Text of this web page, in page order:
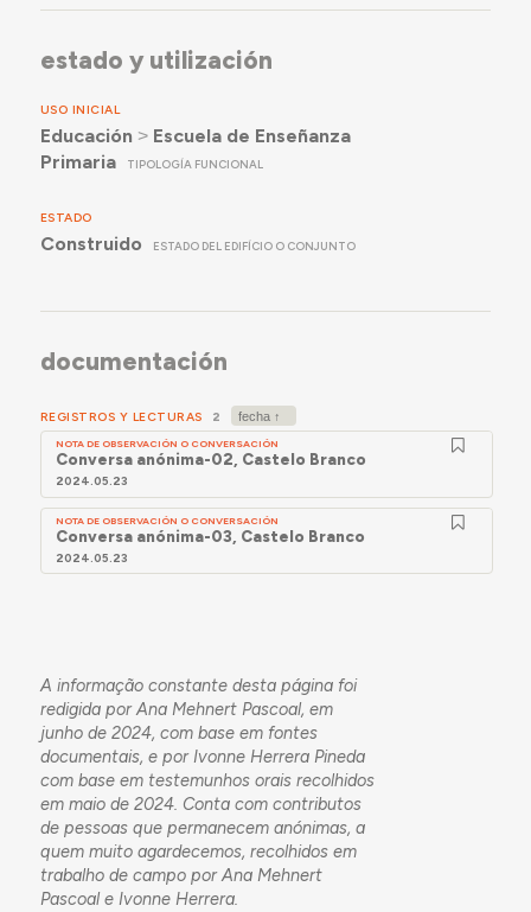
estado y utilización
USO INICIAL
Educación ˃ Escuela de Enseñanza
Primaria
TIPOLOGÍA FUNCIONAL
ESTADO
Construido ESTADO DEL EDIFÍCIO O CONJUNTO
documentación
REGISTROS Y LECTURAS 2
NOTA DE OBSERVACIÓN O CONVERSACIÓN
Conversa anónima-02, Castelo Branco
2024.05.23
NOTA DE OBSERVACIÓN O CONVERSACIÓN
Conversa anónima-03, Castelo Branco
2024.05.23
A informação constante desta página foi
redigida por Ana Mehnert Pascoal, em
junho de 2024, com base em fontes
documentais, e por Ivonne Herrera Pineda
com base em testemunhos orais recolhidos
em maio de 2024. Conta com contributos
de pessoas que permanecem anónimas, a
quem muito agardecemos, recolhidos em
trabalho de campo por Ana Mehnert
Pascoal e Ivonne Herrera.